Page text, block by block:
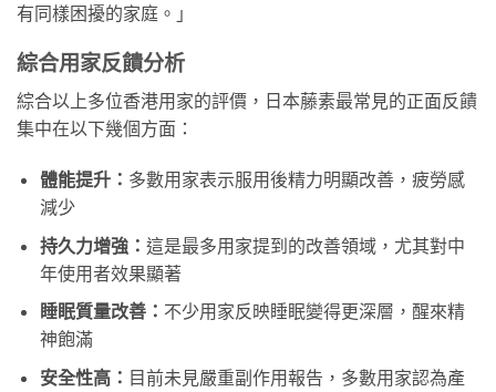
有同樣困擾的家庭。」
綜合用家反饋分析
綜合以上多位香港用家的評價，日本藤素最常見的正面反饋
集中在以下幾個方面：
體能提升： 多數用家表示服用後精力明顯改善，疲勞感
減少
持久力增強： 這是最多用家提到的改善領域，尤其對中
年使用者效果顯著
睡眠質量改善： 不少用家反映睡眠變得更深層，醒來精
神飽滿
安全性高： 目前未見嚴重副作用報告，多數用家認為產